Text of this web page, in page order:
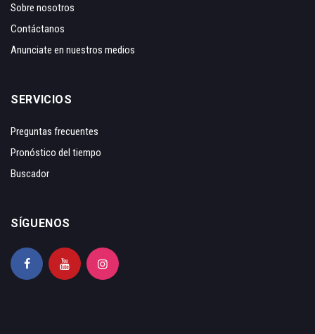
Sobre nosotros
Contáctanos
Anunciate en nuestros medios
SERVICIOS
Preguntas frecuentes
Pronóstico del tiempo
Buscador
SÍGUENOS